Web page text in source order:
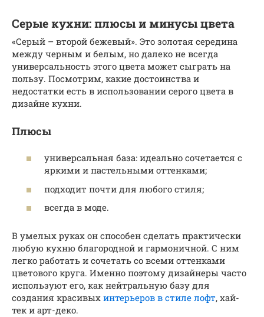
Серые кухни: плюсы и минусы цвета
«Серый – второй бежевый». Это золотая середина
между черным и белым, но далеко не всегда
универсальность этого цвета может сыграть на
пользу. Посмотрим, какие достоинства и
недостатки есть в использовании серого цвета в
дизайне кухни.
Плюсы
универсальная база: идеально сочетается с
яркими и пастельными оттенками;
подходит почти для любого стиля;
всегда в моде.
В умелых руках он способен сделать практически
любую кухню благородной и гармоничной. С ним
легко работать и сочетать со всеми оттенками
цветового круга. Именно поэтому дизайнеры часто
используют его, как нейтральную базу для
создания красивых интерьеров в стиле лофт, хай-
тек и арт-деко.